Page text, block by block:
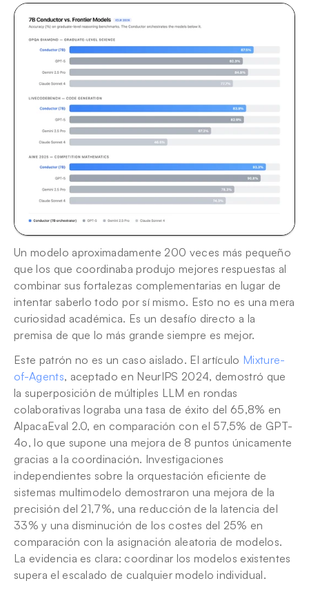
Un modelo aproximadamente 200 veces más pequeño
que los que coordinaba produjo mejores respuestas al
combinar sus fortalezas complementarias en lugar de
intentar saberlo todo por sí mismo. Esto no es una mera
curiosidad académica. Es un desafío directo a la
premisa de que lo más grande siempre es mejor.
Este patrón no es un caso aislado. El artículo Mixture-
of-Agents, aceptado en NeurIPS 2024, demostró que
la superposición de múltiples LLM en rondas
colaborativas lograba una tasa de éxito del 65,8% en
AlpacaEval 2.0, en comparación con el 57,5% de GPT-
4o, lo que supone una mejora de 8 puntos únicamente
gracias a la coordinación. Investigaciones
independientes sobre la orquestación eficiente de
sistemas multimodelo demostraron una mejora de la
precisión del 21,7%, una reducción de la latencia del
33% y una disminución de los costes del 25% en
comparación con la asignación aleatoria de modelos.
La evidencia es clara: coordinar los modelos existentes
supera el escalado de cualquier modelo individual.